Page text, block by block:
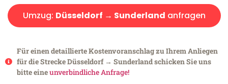
Umzug: Düsseldorf → Sunderland anfragen
Für einen detaillierte Kostenvoranschlag zu Ihrem Anliegen
für die Strecke Düsseldorf → Sunderland schicken Sie uns
bitte eineunverbindliche Anfrage!